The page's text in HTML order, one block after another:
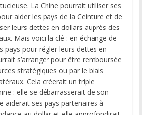
La Chine pourrait utiliser ses
aider les pays de la Ceinture et de
leurs dettes en dollars auprès des
Mais voici la clé : en échange de
pays pour régler leurs dettes en
s’arranger pour être remboursée
stratégiques ou par le biais
Cela créerait un triple
: elle se débarrasserait de son
aiderait ses pays partenaires à